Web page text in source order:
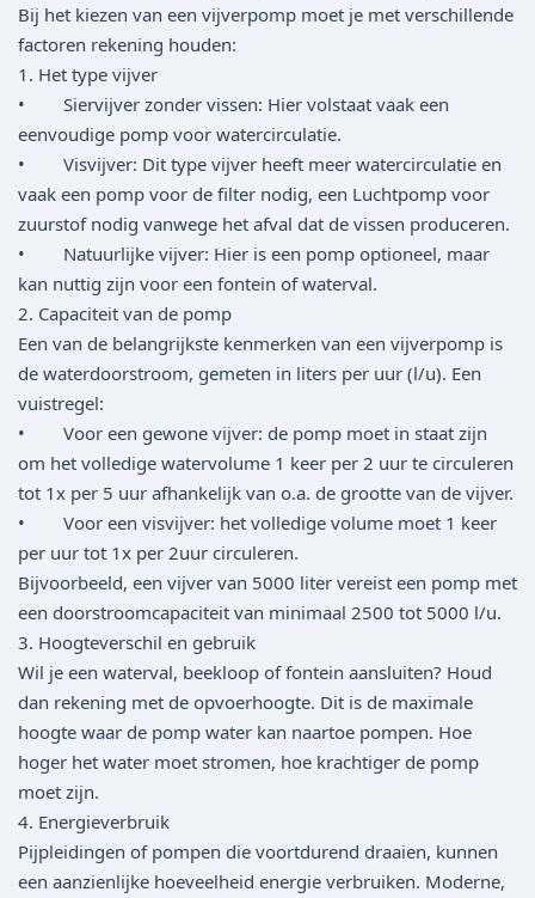
Bij het kiezen van een vijverpomp moet je met verschillende
factoren rekening houden:
1. Het type vijver
• Siervijver zonder vissen: Hier volstaat vaak een
eenvoudige pomp voor watercirculatie.
• Visvijver: Dit type vijver heeft meer watercirculatie en
vaak een pomp voor de filter nodig, een Luchtpomp voor
zuurstof nodig vanwege het afval dat de vissen produceren.
• Natuurlijke vijver: Hier is een pomp optioneel, maar
kan nuttig zijn voor een fontein of waterval.
2. Capaciteit van de pomp
Een van de belangrijkste kenmerken van een vijverpomp is
de waterdoorstroom, gemeten in liters per uur (l/u). Een
vuistregel:
• Voor een gewone vijver: de pomp moet in staat zijn
om het volledige watervolume 1 keer per 2 uur te circuleren
tot 1x per 5 uur afhankelijk van o.a. de grootte van de vijver.
• Voor een visvijver: het volledige volume moet 1 keer
per uur tot 1x per 2uur circuleren.
Bijvoorbeeld, een vijver van 5000 liter vereist een pomp met
een doorstroomcapaciteit van minimaal 2500 tot 5000 l/u.
3. Hoogteverschil en gebruik
Wil je een waterval, beekloop of fontein aansluiten? Houd
dan rekening met de opvoerhoogte. Dit is de maximale
hoogte waar de pomp water kan naartoe pompen. Hoe
hoger het water moet stromen, hoe krachtiger de pomp
moet zijn.
4. Energieverbruik
Pijpleidingen of pompen die voortdurend draaien, kunnen
een aanzienlijke hoeveelheid energie verbruiken. Moderne,